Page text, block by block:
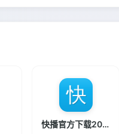
快播官方下载2014